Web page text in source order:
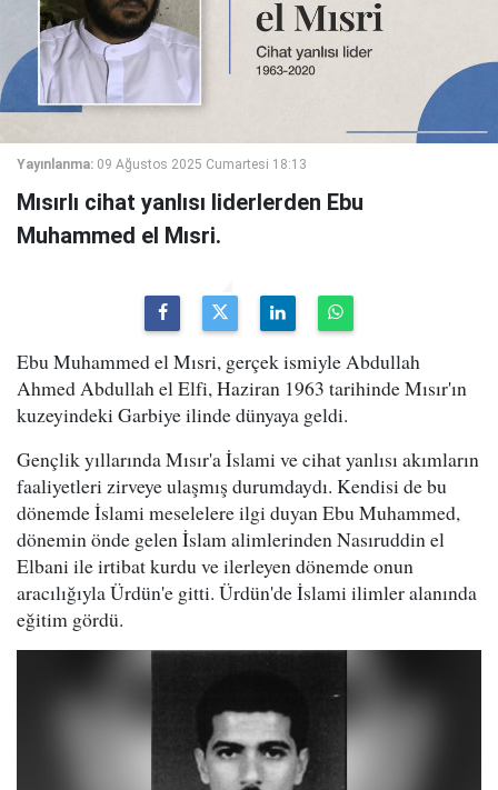
Yayınlanma: 09 Ağustos 2025 Cumartesi 18:13
Mısırlı cihat yanlısı liderlerden Ebu
Muhammed el Mısri.
Ebu Muhammed el Mısri, gerçek ismiyle Abdullah
Ahmed Abdullah el Elfi, Haziran 1963 tarihinde Mısır'ın
kuzeyindeki Garbiye ilinde dünyaya geldi.
Gençlik yıllarında Mısır'a İslami ve cihat yanlısı akımların
faaliyetleri zirveye ulaşmış durumdaydı. Kendisi de bu
dönemde İslami meselelere ilgi duyan Ebu Muhammed,
dönemin önde gelen İslam alimlerinden Nasıruddin el
Elbani ile irtibat kurdu ve ilerleyen dönemde onun
aracılığıyla Ürdün'e gitti. Ürdün'de İslami ilimler alanında
eğitim gördü.